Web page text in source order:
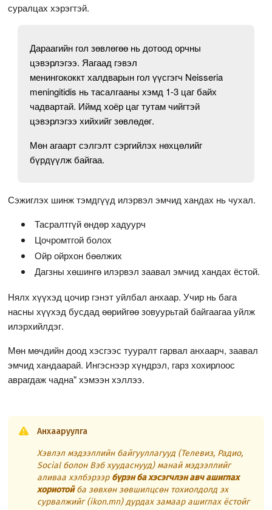
суралцах хэрэгтэй.
Дараагийн гол зөвлөгөө нь дотоод орчны
цэвэрлэгээ. Яагаад гэвэл
менингококкт халдварын гол үүсгэгч Neisseria
meningitidis нь тасалгааны хэмд 1-3 цаг байх
чадвартай. Иймд хоёр цаг тутам чийгтэй
цэвэрлэгээ хийхийг зөвлөдөг.
Мөн агаарт сэлгэлт сэргийлэх нөхцөлийг
бүрдүүлж байгаа.
Сэжиглэх шинж тэмдгүүд илэрвэл эмчид хандах нь чухал.
Тасралтгүй өндөр хадуурч
Цочромтгой болох
Ойр ойрхон бөөлжих
Дагзны хөшингө илэрвэл заавал эмчид хандах ёстой.
Нялх хүүхэд цочир гэнэт уйлбал анхаар. Учир нь бага
насны хүүхэд бусдад өөрийгөө зовуурьтай байгаагаа уйлж
илэрхийлдэг.
Мөн мөчдийн доод хэсгээс тууралт гарвал анхаарч, заавал
эмчид хандаарай. Ингэснээр хүндрэл, гарз хохирлоос
аврагдаж чадна" хэмээн хэллээ.
Анхааруулга
Хэвлэл мэдээллийн байгууллагууд (Телевиз, Радио,
Social болон Вэб хуудаснууд) манай мэдээллийг
аливаа хэлбэрээр бүрэн ба хэсэгчлэн авч ашиглах
хориотойба зөвхөн зөвшилцсөн тохиолдолд эх
сурвалжийг (ikon.mn) дурдах замаар ашиглах ёстойг